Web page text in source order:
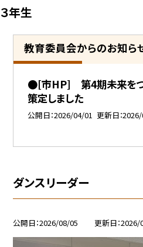
３年生
教育委員会からのお知ら
●[市HP] 第4期未来をつ
策定しました
公開日 2026/04/01 更新日
ダンスリーダー
公開日 2026/08/05 更新日 2026/